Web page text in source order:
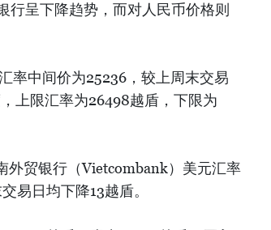
呈下降趋势，而对人民币价格则
率中间价为25236，较上周末交易
上限汇率为26498越盾，下限为
外贸银行（Vietcombank）美元汇率
易日均下降13越盾。